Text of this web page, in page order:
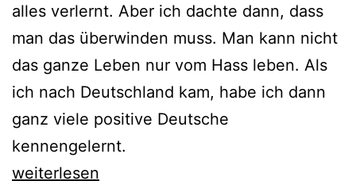
alles verlernt. Aber ich dachte dann, dass
man das überwinden muss. Man kann nicht
das ganze Leben nur vom Hass leben. Als
ich nach Deutschland kam, habe ich dann
ganz viele positive Deutsche
kennengelernt.
Penderecki
weiterlesen